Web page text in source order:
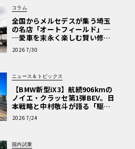
コラム
全国からメルセデスが集う埼玉
の名店「オートフィールド」─
─愛車を末永く楽しむ賢い修理
術と、プロがフックス製オイル
を選ぶ理由〈PR〉
2026 7/30
ニュース＆トピックス
【BMW新型iX3】航続906kmの
ノイエ・クラッセ第1弾BEV。日
本戦略と中村敬斗が語る「駆け
ぬける歓び」
2026 7/24
国内試乗